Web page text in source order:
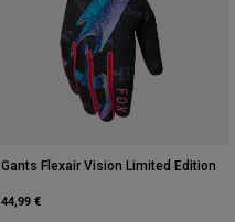
Gants Flexair Vision Limited Edition
44,99 €